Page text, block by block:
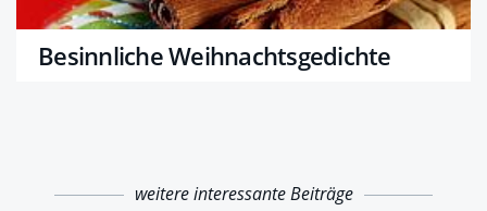
Besinnliche Weihnachtsgedichte
weitere interessante Beiträge